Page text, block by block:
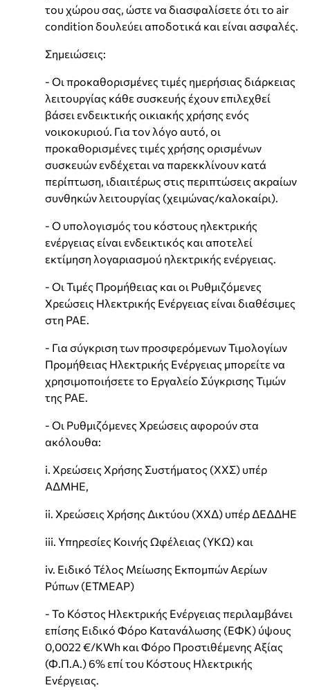
του χώρου σας, ώστε να διασφαλίσετε ότι το air
condition δουλεύει αποδοτικά και είναι ασφαλές.
Σημειώσεις:
- Οι προκαθορισμένες τιμές ημερήσιας διάρκειας
λειτουργίας κάθε συσκευής έχουν επιλεχθεί
βάσει ενδεικτικής οικιακής χρήσης ενός
νοικοκυριού. Για τον λόγο αυτό, οι
προκαθορισμένες τιμές χρήσης ορισμένων
συσκευών ενδέχεται να παρεκκλίνουν κατά
περίπτωση, ιδιαιτέρως στις περιπτώσεις ακραίων
συνθηκών λειτουργίας (χειμώνας/καλοκαίρι).
- Ο υπολογισμός του κόστους ηλεκτρικής
ενέργειας είναι ενδεικτικός και αποτελεί
εκτίμηση λογαριασμού ηλεκτρικής ενέργειας.
- Οι Τιμές Προμήθειας και οι Ρυθμιζόμενες
Χρεώσεις Ηλεκτρικής Ενέργειας είναι διαθέσιμες
στη ΡΑΕ.
- Για σύγκριση των προσφερόμενων Τιμολογίων
Προμήθειας Ηλεκτρικής Ενέργειας μπορείτε να
χρησιμοποιήσετε το Εργαλείο Σύγκρισης Τιμών
της ΡΑΕ.
- Οι Ρυθμιζόμενες Χρεώσεις αφορούν στα
ακόλουθα:
i. Χρεώσεις Χρήσης Συστήματος (ΧΧΣ) υπέρ
ΑΔΜΗΕ,
ii. Χρεώσεις Χρήσης Δικτύου (ΧΧΔ) υπέρ ΔΕΔΔΗΕ
iii. Υπηρεσίες Κοινής Ωφέλειας (ΥΚΩ) και
iv. Ειδικό Τέλος Μείωσης Εκπομπών Αερίων
Ρύπων (ΕΤΜΕΑΡ)
- Το Κόστος Ηλεκτρικής Ενέργειας περιλαμβάνει
επίσης Ειδικό Φόρο Κατανάλωσης (ΕΦΚ) ύψους
0,0022 €/KWh και Φόρο Προστιθέμενης Αξίας
(Φ.Π.Α.) 6% επί του Κόστους Ηλεκτρικής
Ενέργειας.